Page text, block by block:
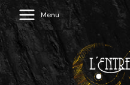
Aller
au
contenu
Main
Menu
Menu